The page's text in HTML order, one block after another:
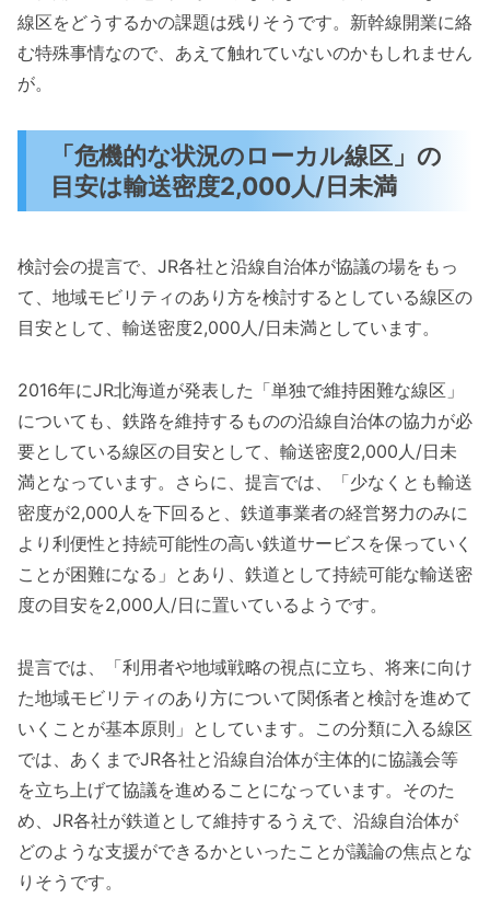
線区をどうするかの課題は残りそうです。新幹線開業に絡
む特殊事情なので、あえて触れていないのかもしれません
が。
「危機的な状況のローカル線区」の
目安は輸送密度2,000人/日未満
検討会の提言で、JR各社と沿線自治体が協議の場をもっ
て、地域モビリティのあり方を検討するとしている線区の
目安として、輸送密度2,000人/日未満としています。
2016年にJR北海道が発表した「単独で維持困難な線区」
についても、鉄路を維持するものの沿線自治体の協力が必
要としている線区の目安として、輸送密度2,000人/日未
満となっています。さらに、提言では、「少なくとも輸送
密度が2,000人を下回ると、鉄道事業者の経営努力のみに
より利便性と持続可能性の高い鉄道サービスを保っていく
ことが困難になる」とあり、鉄道として持続可能な輸送密
度の目安を2,000人/日に置いているようです。
提言では、「利用者や地域戦略の視点に立ち、将来に向け
た地域モビリティのあり方について関係者と検討を進めて
いくことが基本原則」としています。この分類に入る線区
では、あくまでJR各社と沿線自治体が主体的に協議会等
を立ち上げて協議を進めることになっています。そのた
め、JR各社が鉄道として維持するうえで、沿線自治体が
どのような支援ができるかといったことが議論の焦点とな
りそうです。